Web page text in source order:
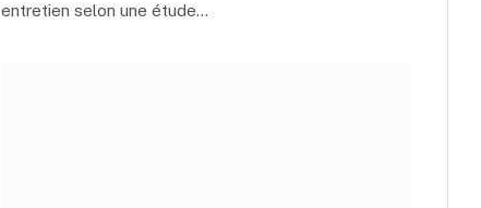
entretien selon une étude…